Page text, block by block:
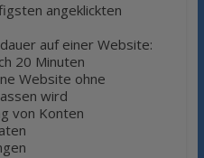
angeklickten
auf einer Website:
20 Minuten
Website ohne
wird
von Konten